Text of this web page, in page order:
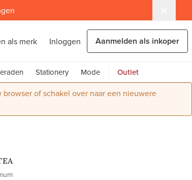
als merk Inloggen Aanmelden als inkoper
Stationery Mode Outlet
of schakel over naar een nieuwere